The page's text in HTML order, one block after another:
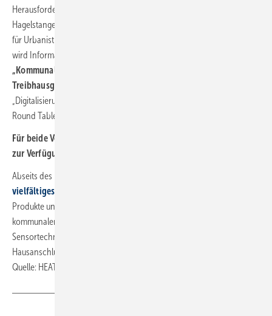
Herausforderungen der Transformation beleuchten. Julius
Hagelstange, Projektleiter im Bereich Umwelt am Deutschen Institut
für Urbanistik (Difu) mit Schwerpunkt auf kommunalen Klimaschutz,
wird Informationen und Anwendungsbeispiele im Workshop
„Kommunale Wärmeplanung: Schlüssel zur
Treibhausgasneutralität“
„Digitalisierung“ und „Klimaschutz“ kommen in den Workshops und
Round Tables nicht zu kurz.
Für beide Veranstaltungsarten stehen jeweils begrenzte Plätze
zur Verfügung. Hier gehts zur
Abseits des Rahmenprogramms bietet die Messe zudem ein
vielfältiges Ausstellerangebot
Produkte und Lösungen für die Wärmetechnik und -versorgung, von
kommunaler Wärmeplanung über Wartungs-, Mess- und
Sensortechnologien bis hin zu Übertragungsnetzen und
Hausanschlüssen. ■
Quelle: HEATEXPO / fl